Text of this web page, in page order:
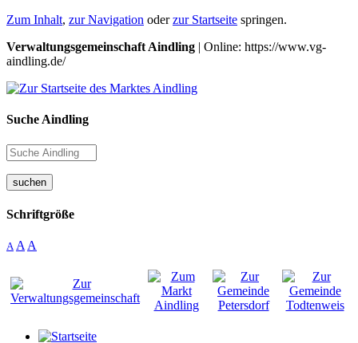
Zum Inhalt, zur Navigation oderzur Startseite springen.
Verwaltungsgemeinschaft Aindling | Online: https://www.vg-
aindling.de/
Suche Aindling
suchen
Schriftgröße
A A A